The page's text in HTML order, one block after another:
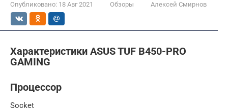
Опубликовано: 18 Авг 2021 Обзоры Алексей Смирнов
Характеристики ASUS TUF B450-PRO
GAMING
Процессор
Socket